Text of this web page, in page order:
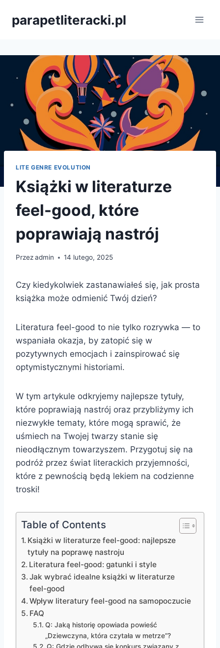
parapetliteracki.pl
LITE GENRE EVOLUTION
Książki w literaturze
feel-good, które
poprawiają nastrój
Przezadmin 14 lutego, 2025
Czy kiedykolwiek zastanawiałeś się, jak prosta
książka może odmienić Twój dzień?
Literatura feel-good to nie tylko rozrywka — to
wspaniała okazja, by zatopić się w
pozytywnych emocjach i zainspirować się
optymistycznymi historiami.
W tym artykule odkryjemy najlepsze tytuły,
które poprawiają nastrój oraz przybliżymy ich
niezwykłe tematy, które mogą sprawić, że
uśmiech na Twojej twarzy stanie się
nieodłącznym towarzyszem. Przygotuj się na
podróż przez świat literackich przyjemności,
które z pewnością będą lekiem na codzienne
troski!
Table of Contents
Książki w literaturze feel-good: najlepsze
tytuły na poprawę nastroju
Literatura feel-good: gatunki i style
Jak wybrać idealne książki w literaturze
feel-good
Wpływ literatury feel-good na samopoczucie
FAQ
Q: Jaką historię opowiada powieść
„Dziewczyna, która czytała w metrze”?